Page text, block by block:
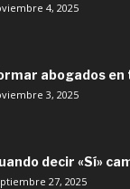
4, 2025
abogados en
3, 2025
decir «Sí»
27, 2025